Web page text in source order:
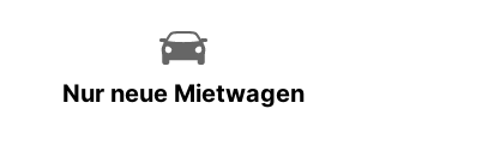
Nur neue Mietwagen